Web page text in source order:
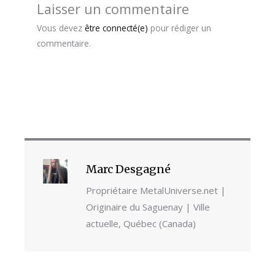
Laisser un commentaire
Vous devez être connecté(e) pour rédiger un
commentaire.
Marc Desgagné
Propriétaire MetalUniverse.net |
Originaire du Saguenay | Ville
actuelle, Québec (Canada)